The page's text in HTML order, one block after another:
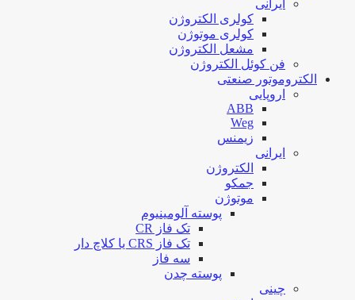
ایرانی
کولری الکتروژن
کولری موتوژن
مشعل الکتروژن
فن کوئل الکتروژن
الکتروموتور صنعتی
اروپایی
ABB
Weg
زیمنس
ایرانی
الکتروژن
جمکو
موتوژن
پوسته آلومینیوم
تک فاز CR
تک فاز CRS یا کلاچ دار
سه فاز
پوسته چدن
چینی